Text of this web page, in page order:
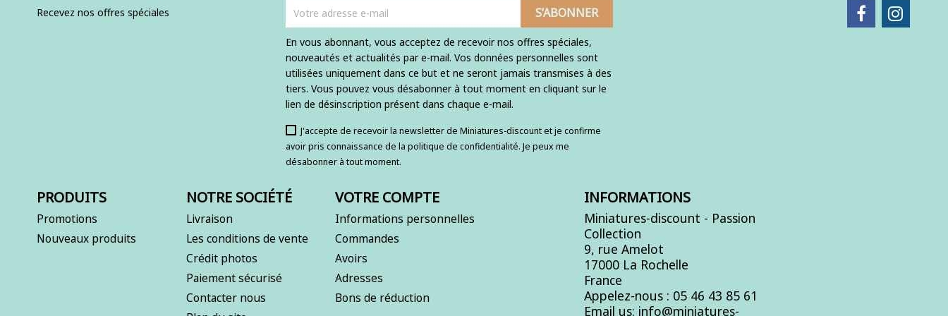
Recevez nos offres spéciales
En vous abonnant, vous acceptez de recevoir nos offres spéciales,
nouveautés et actualités par e-mail. Vos données personnelles sont
utilisées uniquement dans ce but et ne seront jamais transmises à des
tiers. Vous pouvez vous désabonner à tout moment en cliquant sur le
lien de désinscription présent dans chaque e-mail.
J'accepte de recevoir la newsletter de Miniatures-discount et je confirme
avoir pris connaissance de la politique de confidentialité. Je peux me
désabonner à tout moment.
PRODUITS
Promotions
Nouveaux produits
NOTRE SOCIÉTÉ
Livraison
Les conditions de vente
Crédit photos
Paiement sécurisé
Contacter nous
VOTRE COMPTE
Informations personnelles
Commandes
Avoirs
Adresses
Bons de réduction
INFORMATIONS
Miniatures-discount - Passion
Collection
9, rue Amelot
17000 La Rochelle
France
Appelez-nous : 05 46 43 85 61
Email us: info@miniatures-